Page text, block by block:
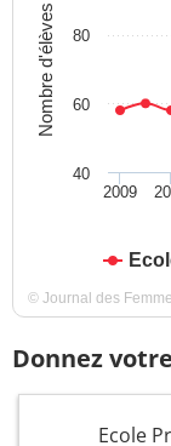
Nombre d'élèves
2009
60
80
40
© Journal des
Donnez
Ecole